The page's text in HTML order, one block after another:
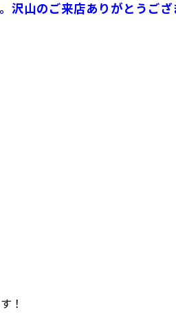
沢山のご来店ありがとうござ
！